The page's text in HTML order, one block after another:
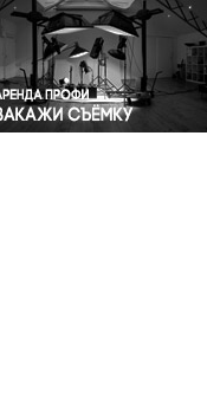
Спорт
Экология
Экономика и бизнес